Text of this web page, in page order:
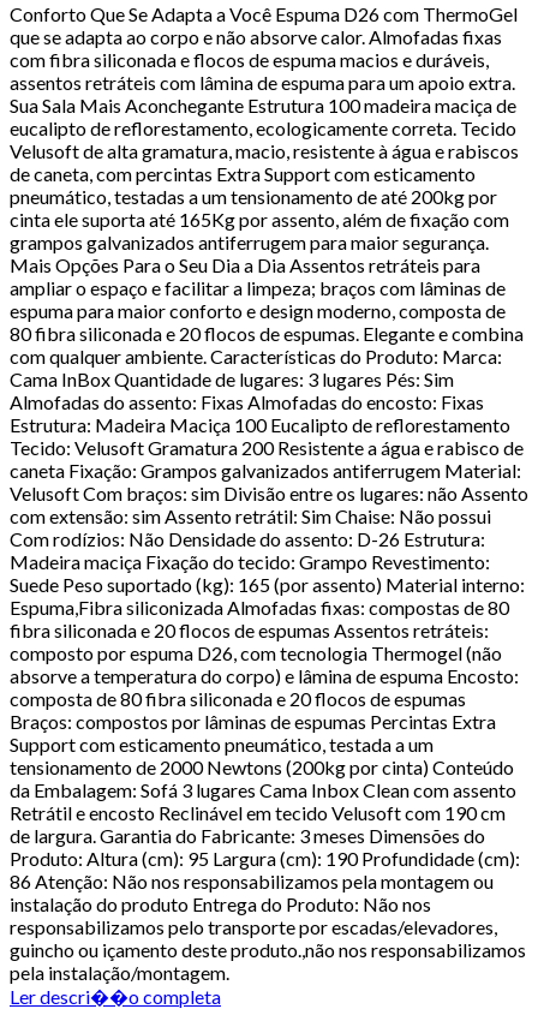
Conforto Que Se Adapta a Você Espuma D26 com ThermoGel
que se adapta ao corpo e não absorve calor. Almofadas fixas
com fibra siliconada e flocos de espuma macios e duráveis,
assentos retráteis com lâmina de espuma para um apoio extra.
Sua Sala Mais Aconchegante Estrutura 100 madeira maciça de
eucalipto de reflorestamento, ecologicamente correta. Tecido
Velusoft de alta gramatura, macio, resistente à água e rabiscos
de caneta, com percintas Extra Support com esticamento
pneumático, testadas a um tensionamento de até 200kg por
cinta ele suporta até 165Kg por assento, além de fixação com
grampos galvanizados antiferrugem para maior segurança.
Mais Opções Para o Seu Dia a Dia Assentos retráteis para
ampliar o espaço e facilitar a limpeza; braços com lâminas de
espuma para maior conforto e design moderno, composta de
80 fibra siliconada e 20 flocos de espumas. Elegante e combina
com qualquer ambiente. Características do Produto: Marca:
Cama InBox Quantidade de lugares: 3 lugares Pés: Sim
Almofadas do assento: Fixas Almofadas do encosto: Fixas
Estrutura: Madeira Maciça 100 Eucalipto de reflorestamento
Tecido: Velusoft Gramatura 200 Resistente a água e rabisco de
caneta Fixação: Grampos galvanizados antiferrugem Material:
Velusoft Com braços: sim Divisão entre os lugares: não Assento
com extensão: sim Assento retrátil: Sim Chaise: Não possui
Com rodízios: Não Densidade do assento: D-26 Estrutura:
Madeira maciça Fixação do tecido: Grampo Revestimento:
Suede Peso suportado (kg): 165 (por assento) Material interno:
Espuma,Fibra siliconizada Almofadas fixas: compostas de 80
fibra siliconada e 20 flocos de espumas Assentos retráteis:
composto por espuma D26, com tecnologia Thermogel (não
absorve a temperatura do corpo) e lâmina de espuma Encosto:
composta de 80 fibra siliconada e 20 flocos de espumas
Braços: compostos por lâminas de espumas Percintas Extra
Support com esticamento pneumático, testada a um
tensionamento de 2000 Newtons (200kg por cinta) Conteúdo
da Embalagem: Sofá 3 lugares Cama Inbox Clean com assento
Retrátil e encosto Reclinável em tecido Velusoft com 190 cm
de largura. Garantia do Fabricante: 3 meses Dimensões do
Produto: Altura (cm): 95 Largura (cm): 190 Profundidade (cm):
86 Atenção: Não nos responsabilizamos pela montagem ou
instalação do produto Entrega do Produto: Não nos
responsabilizamos pelo transporte por escadas/elevadores,
guincho ou içamento deste produto.,não nos responsabilizamos
pela instalação/montagem.
Ler descri��o completa